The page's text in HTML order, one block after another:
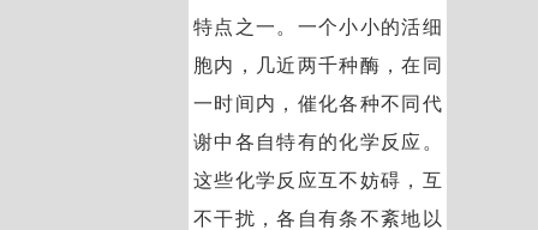
特点之一。一个小小的活细
胞内，几近两千种酶，在同
一时间内，催化各种不同代
谢中各自特有的化学反应。
这些化学反应互不妨碍，互
不干扰，各自有条不紊地以